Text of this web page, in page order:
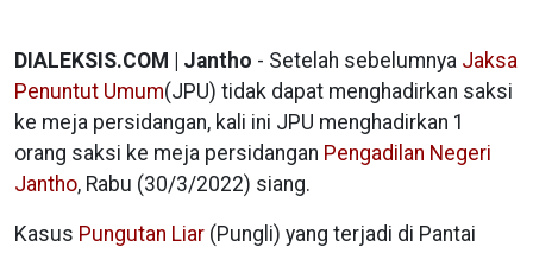
DIALEKSIS.COM | Jantho - Setelah sebelumnya Jaksa
Penuntut Umum(JPU) tidak dapat menghadirkan saksi
ke meja persidangan, kali ini JPU menghadirkan 1
orang saksi ke meja persidangan Pengadilan Negeri
Jantho, Rabu (30/3/2022) siang.
Kasus Pungutan Liar (Pungli) yang terjadi di Pantai